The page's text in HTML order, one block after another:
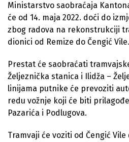
Ministarstvo saobraćaja
će od 14. maja 2022. doći do
zbog radova na rekonstrukciji
dionici od Remize do Čengić Vile.
Prestat će saobraćati
Željeznička stanica i Ilidža –
linijama putnike će prevoziti
redu vožnje koji će biti
Pazarića i Podlugova.
Tramvaji će voziti od Čengić